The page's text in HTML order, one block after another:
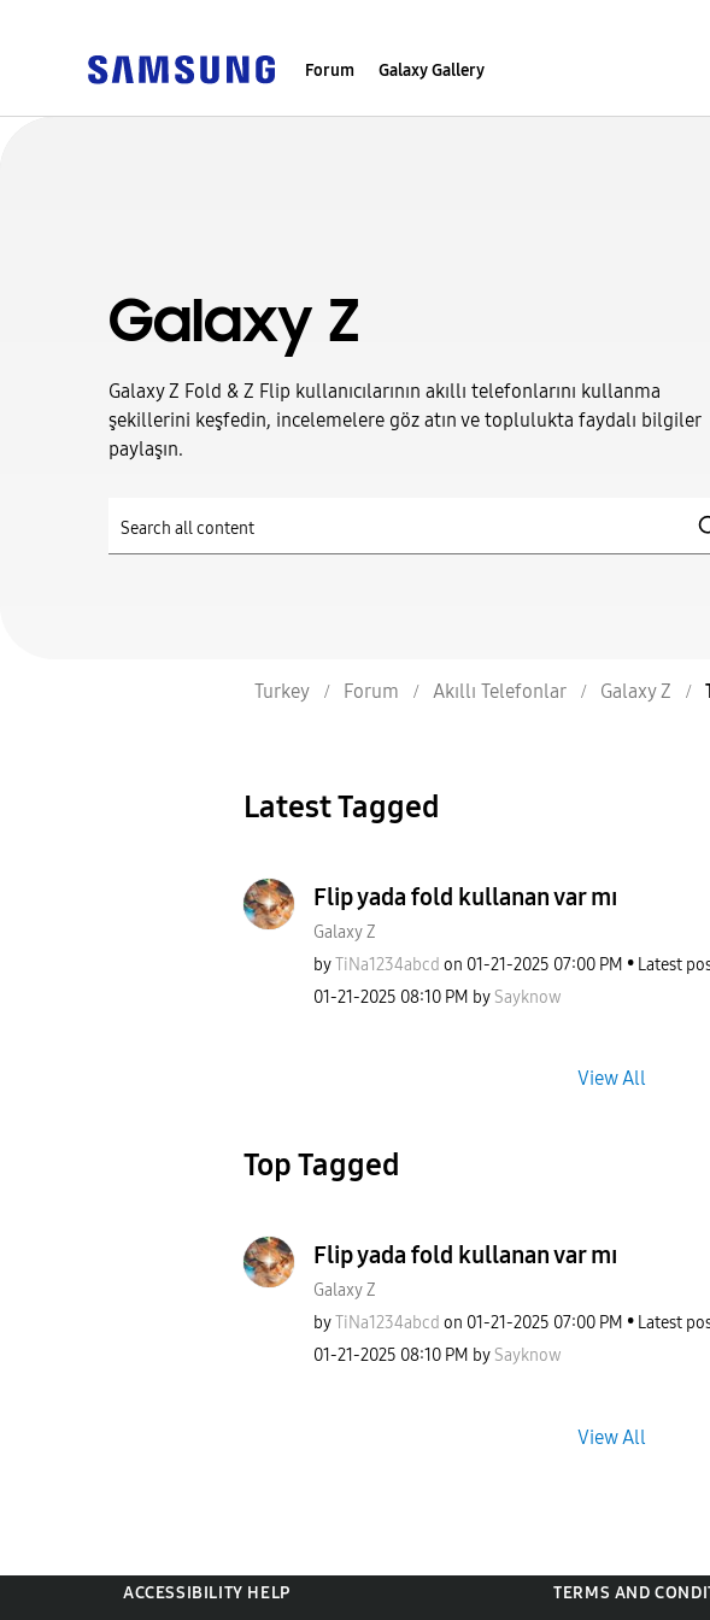
Forum Galaxy Gallery
Galaxy Z
Galaxy Z Fold & Z Flip kullanıcılarının akıllı telefonlarını kullanma
şekillerini keşfedin, incelemelere göz atın ve toplulukta faydalı bilgiler
paylaşın.
Turkey Forum Akıllı Telefonlar Galaxy Z
Latest Tagged
Flip yada fold kullanan var mı
Galaxy Z
byTiNa1234abcd on ‎01-21-2025 07:00 PM
Latest
‎01-21-2025 08:10 PM by Sayknow
View All
Top Tagged
Flip yada fold kullanan var mı
Galaxy Z
byTiNa1234abcd on ‎01-21-2025 07:00 PM
Latest
‎01-21-2025 08:10 PM by Sayknow
View All
ACCESSIBILITY HELP
TERMS AND